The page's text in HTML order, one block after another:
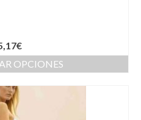
€
OPCIONES